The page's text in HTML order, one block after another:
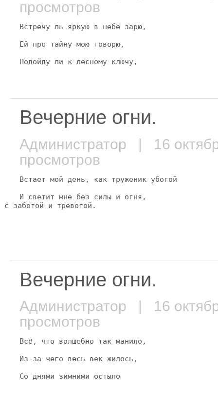
просмотров
Встречу ль яркую в небе зарю,
Ей про тайну мою говорю,
Подойду ли к лесному ключу,
Вечерние огни.
Администратор | 16
просмотров
Встает мой день, как труженик убогой
И светит мне без силы и огня,
заботой и тревогой.
Вечерние огни.
Администратор | 16
просмотров
Всё, что волшебно так манило,
Из-за чего весь век жилось,
Со днями зимними остыло